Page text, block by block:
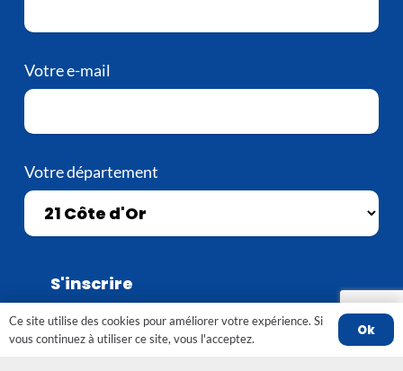
Votre e-mail
Votre département
Ce site utilise des cookies pour améliorer votre expérience. Si
vous continuez à utiliser ce site, vous l'acceptez.
Ok